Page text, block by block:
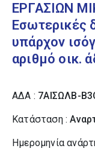
ΕΡΓΑΣΙΩΝ
Εσωτερικές
υπάρχον
αριθμό οικ.
ΑΔΑ : 7ΑΙΣΩΛΒ-
Κατάσταση :
Ημερομηνία